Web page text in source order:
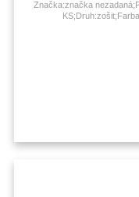
Značka:značka